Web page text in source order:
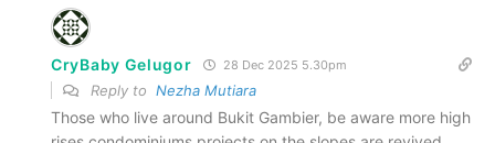
CryBaby Gelugor 28 Dec 2025 5.30pm
Reply to Nezha Mutiara
Those who live around Bukit Gambier, be aware more high